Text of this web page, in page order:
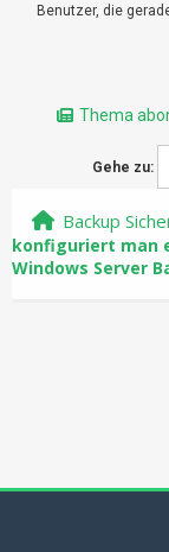
Benutzer, die
Thema
Gehe zu:
Backup
konfiguriert man
Windows Server